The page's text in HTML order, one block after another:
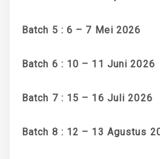
Batch 5 : 6 – 7 Mei 2026
Batch 6 : 10 – 11 Juni 2026
Batch 7 : 15 – 16 Juli 2026
Batch 8 : 12 – 13 Agustus